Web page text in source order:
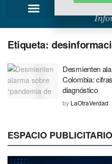
Etiqueta:
Desmienten
Colombia:
diagnóstico
by LaOtraVerdad
ESPACIO PUBLICITARIO